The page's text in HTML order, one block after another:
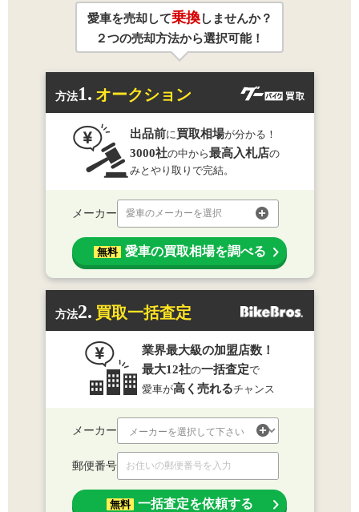
愛車を売却して乗換しませんか？
２つの売却方法から選択可能！
方法1. オークション
出品前に買取相場が分かる！
3000社の中から最高入札店の
みとやり取りで完結。
メーカー 愛車のメーカーを選択
無料 愛車の買取相場を調べる
方法2. 買取一括査定
業界最大級の加盟店数！
最大12社の一括査定で
愛車が高く売れるチャンス
メーカー
郵便番号
無料 一括査定を依頼する